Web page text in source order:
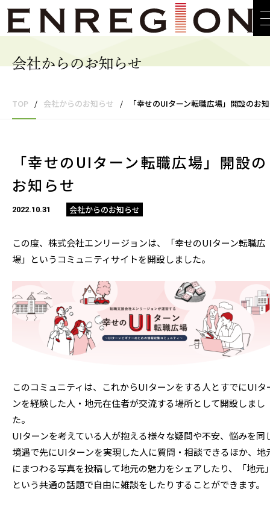
会社からのお知らせ
TOP / 会社からのお知らせ / 「幸せのUIターン転職広場」開設のお知らせ
「幸せのUIターン転職広場」開設の
お知らせ
2022.10.31 会社からのお知らせ
この度、株式会社エンリージョンは、「幸せのUIターン転職広
場」というコミュニティサイトを開設しました。
このコミュニティは、これからUIターンをする人とすでにUIタ
ンを経験した人・地元在住者が交流する場所として開設しまし
た。
UIターンを考えている人が抱える様々な疑問や不安、悩みを同
境遇で先にUIターンを実現した人に質問・相談できるほか、地
にまつわる写真を投稿して地元の魅力をシェアしたり、「地元
という共通の話題で自由に雑談をしたりすることができます。